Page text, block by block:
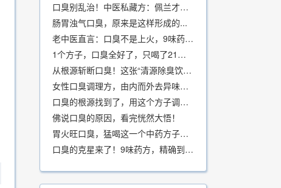
口臭别乱治！中医私藏方：佩兰才是口气克星，喝一周就清爽
肠胃浊气口臭，原来是这样形成的...
老中医直言：口臭不是上火，9味药食同源方，21天根除不反复
1个方子，口臭全好了，只喝了21天！
从根源斩断口臭！这张“清源除臭饮”方子，我用了几十年，效果真不错
女性口臭调理方，由内而外去异味，女性体质专用！
口臭的根源找到了，用这个方子调理，21天口吐芬芳！
佛说口臭的原因，看完恍然大悟！
胃火旺口臭，猛喝这一个中药方子就好了！
口臭的克星来了！9味药方，精确到克、药食同源、安全有效，速看！